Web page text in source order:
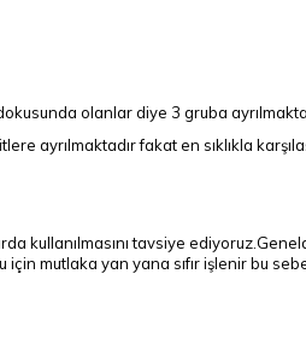
olanlar diye 3 gruba
ayrılmaktadır fakat en sıklıkla
kullanılmasını tavsiye
mutlaka yan yana sıfır işlenir bu